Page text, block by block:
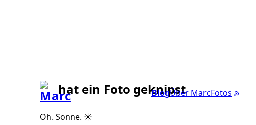
BlogÜber MarcFotos
hat ein Foto geknipst
Oh. Sonne. ☀️